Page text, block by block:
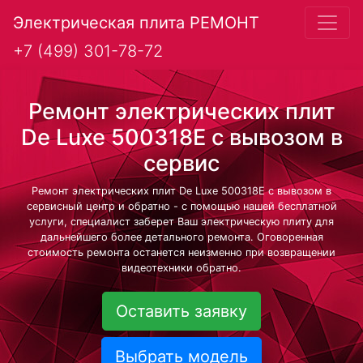
Электрическая плита РЕМОНТ
+7 (499) 301-78-72
Ремонт электрических плит
De Luxe 500318E с вывозом в
сервис
Ремонт электрических плит De Luxe 500318E с вывозом в
сервисный центр и обратно - с помощью нашей бесплатной
услуги, специалист заберет Ваш электрическую плиту для
дальнейшего более детального ремонта. Оговоренная
стоимость ремонта останется неизменно при возвращении
видеотехники обратно.
Оставить заявку
Выбрать модель